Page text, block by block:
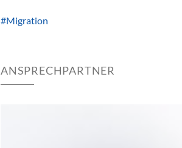
#Migration
ANSPRECHPARTNER